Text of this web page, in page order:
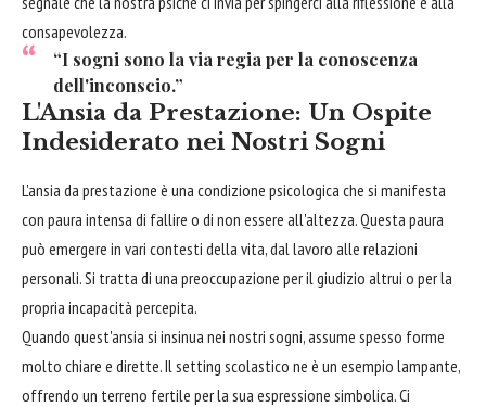
consapevolezza.
“I sogni sono la via regia per la conoscenza
dell'inconscio.”
L'Ansia da Prestazione: Un Ospite
Indesiderato nei Nostri Sogni
L'ansia da prestazione è una condizione psicologica che si manifesta
con paura intensa di fallire o di non essere all'altezza. Questa paura
può emergere in vari contesti della vita, dal lavoro alle relazioni
personali. Si tratta di una preoccupazione per il giudizio altrui o per la
propria incapacità percepita.
Quando quest'ansia si insinua nei nostri sogni, assume spesso forme
molto chiare e dirette. Il setting scolastico ne è un esempio lampante,
offrendo un terreno fertile per la sua espressione simbolica. Ci